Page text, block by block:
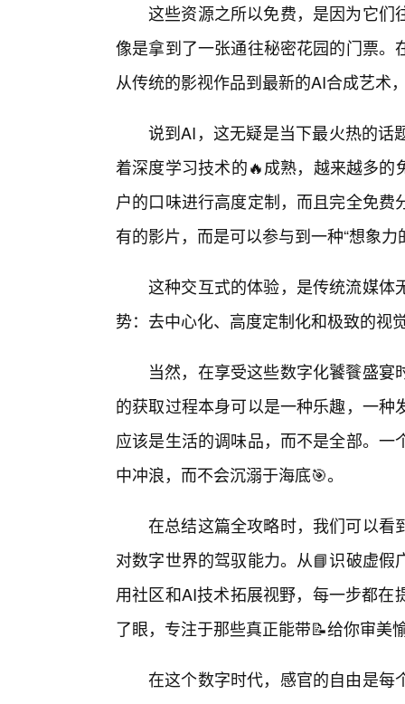
这些资源之所以免费，是因为它们
像是拿到了一张通往秘密花园的门票
从传统的影视作品到最新的AI合成艺术
说到AI，这无疑是当下最火热的话
着深度学习技术的🔥成熟，越来越多
户的口味进行高度定制，而且完全免
有的影片，而是可以参与到一种“想象力
这种交互式的体验，是传统流媒体
势：去中心化、高度定制化和极致的视
当然，在享受这些数字化饕餮盛
的获取过程本身可以是一种乐趣，一
应该是生活的调味品，而不是全部。
中冲浪，而不会沉溺于海底🎯。
在总结这篇全攻略时，我们可以看
对数字世界的驾驭能力。从📘识破虚
用社区和AI技术拓展视野，每一步都
了眼，专注于那些真正能带📝给你审美
在这个数字时代，感官的自由是每